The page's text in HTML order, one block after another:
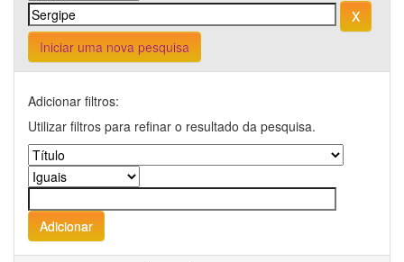
Iniciar uma nova pesquisa
Adicionar filtros:
Utilizar filtros para refinar o resultado da pesquisa.